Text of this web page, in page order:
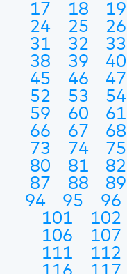
17
18 19
24
25 26
31
32 33
38
39 40
45
46 47
52
53 54
59
60 61
66
67 68
73
74 75
80
81 82
87
88 89
94
95 96
101
102
106
107
111
112